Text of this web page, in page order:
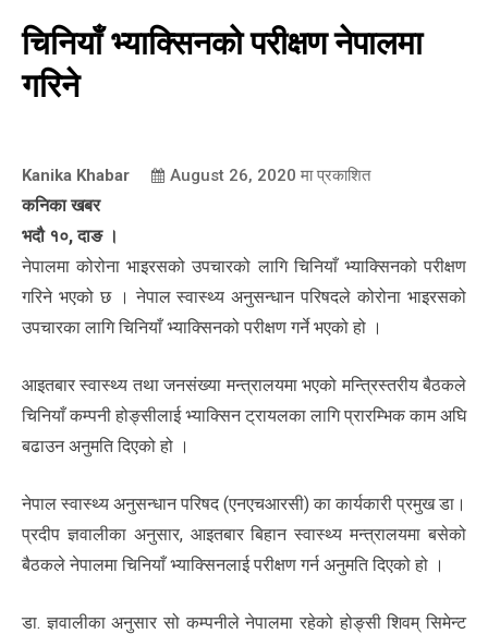
चिनियाँ भ्याक्सिनको परीक्षण नेपालमा
गरिने
Kanika Khabar August 26, 2020 मा प्रकाशित
कनिका खबर
भदौ १०, दाङ ।
नेपालमा कोरोना भाइरसको उपचारको लागि चिनियाँ भ्याक्सिनको परीक्षण
गरिने भएको छ । नेपाल स्वास्थ्य अनुसन्धान परिषदले कोरोना भाइरसको
उपचारका लागि चिनियाँ भ्याक्सिनको परीक्षण गर्ने भएको हो ।
आइतबार स्वास्थ्य तथा जनसंख्या मन्त्रालयमा भएको मन्त्रिस्तरीय बैठकले
चिनियाँ कम्पनी होङ्सीलाई भ्याक्सिन ट्रायलका लागि प्रारम्भिक काम अघि
बढाउन अनुमति दिएको हो ।
नेपाल स्वास्थ्य अनुसन्धान परिषद (एनएचआरसी) का कार्यकारी प्रमुख डा।
प्रदीप ज्ञवालीका अनुसार, आइतबार बिहान स्वास्थ्य मन्त्रालयमा बसेको
बैठकले नेपालमा चिनियाँ भ्याक्सिनलाई परीक्षण गर्न अनुमति दिएको हो ।
डा. ज्ञवालीका अनुसार सो कम्पनीले नेपालमा रहेको होङ्सी शिवम् सिमेन्ट